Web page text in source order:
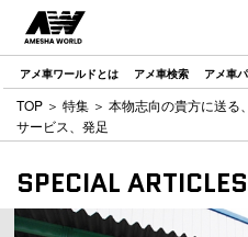
アメ車ワールドとは アメ車検索 アメ車
TOP ＞ 特集 ＞ 本物志向の貴方に送る
サービス、発足
SPECIAL ARTICLES